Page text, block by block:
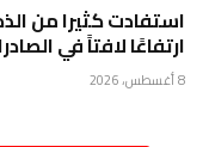
استفادت كثيرا من
ارتفاعًا لافتاً في
8 أغسطس، 2026